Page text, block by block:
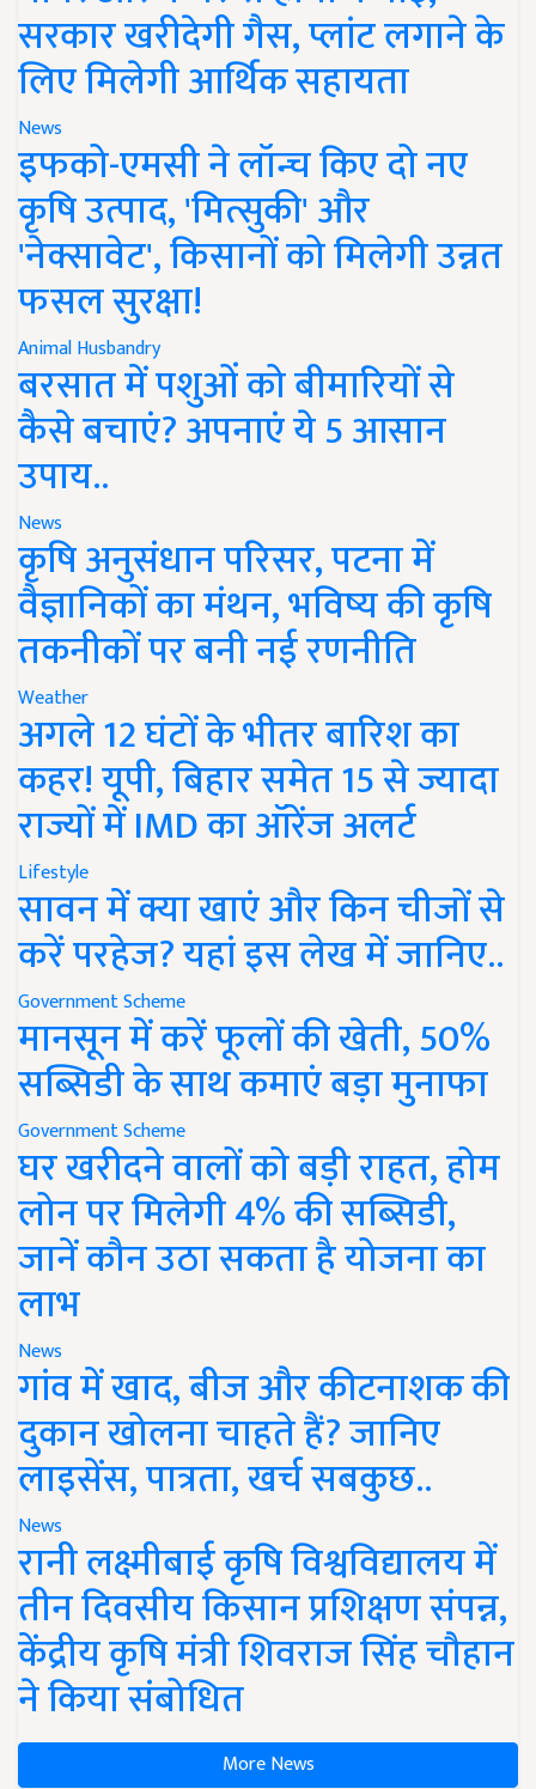
सरकार खरीदेगी गैस, प्लांट लगाने के
लिए मिलेगी आर्थिक सहायता
News
इफको-एमसी ने लॉन्च किए दो नए
कृषि उत्पाद, 'मित्सुकी' और
'नेक्सावेट', किसानों को मिलेगी उन्नत
फसल सुरक्षा!
Animal Husbandry
बरसात में पशुओं को बीमारियों से
कैसे बचाएं? अपनाएं ये 5 आसान
उपाय..
News
कृषि अनुसंधान परिसर, पटना में
वैज्ञानिकों का मंथन, भविष्य की कृषि
तकनीकों पर बनी नई रणनीति
Weather
अगले 12 घंटों के भीतर बारिश का
कहर! यूपी, बिहार समेत 15 से ज्यादा
राज्यों में IMD का ऑरेंज अलर्ट
Lifestyle
सावन में क्या खाएं और किन चीजों से
करें परहेज? यहां इस लेख में जानिए..
Government Scheme
मानसून में करें फूलों की खेती, 50%
सब्सिडी के साथ कमाएं बड़ा मुनाफा
Government Scheme
घर खरीदने वालों को बड़ी राहत, होम
लोन पर मिलेगी 4% की सब्सिडी,
जानें कौन उठा सकता है योजना का
लाभ
News
गांव में खाद, बीज और कीटनाशक की
दुकान खोलना चाहते हैं? जानिए
लाइसेंस, पात्रता, खर्च सबकुछ..
News
रानी लक्ष्मीबाई कृषि विश्वविद्यालय में
तीन दिवसीय किसान प्रशिक्षण संपन्न,
केंद्रीय कृषि मंत्री शिवराज सिंह चौहान
ने किया संबोधित
More News